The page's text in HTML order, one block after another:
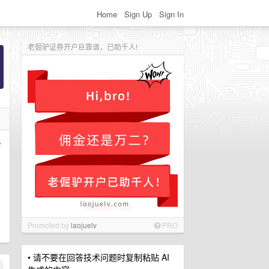
Home Sign Up Sign In
老倔驴证券开户巨靠谱，已助千人!
Promoted bylaojuelv PRO
• 请不要在回答技术问题时复制粘贴 AI